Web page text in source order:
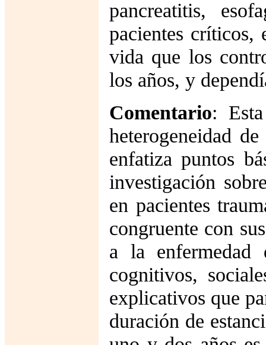
pancreatitis,
pacientes críticos,
vida que los
los años, y
Comentario:
heterogeneidad
enfatiza puntos
investigación
en pacientes
congruente con
a la enfermedad
cognitivos,
explicativos que
duración de